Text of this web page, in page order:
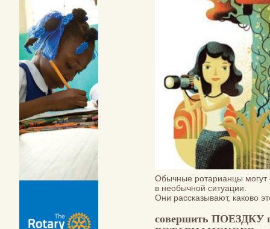
Обычные ротарианцы могут
в необычной ситуации.
Они рассказывают, каково
совершить ПОЕЗДКУ